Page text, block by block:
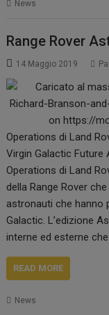
News
Range Rover
14 Maggio 2019
Operations di Land
Virgin Galactic Future
Operations di Land
della Range Rover
astronauti che hanno
Galactic. L’edizione
interne ed esterne
READ MORE
News